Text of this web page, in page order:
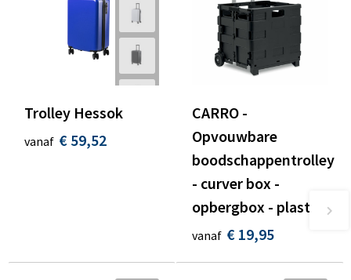
Trolley Hessok
vanaf € 59,52
CARRO -
Opvouwbare
boodschappentrolley
- curver box -
opbergbox - plastic
vanaf € 19,95